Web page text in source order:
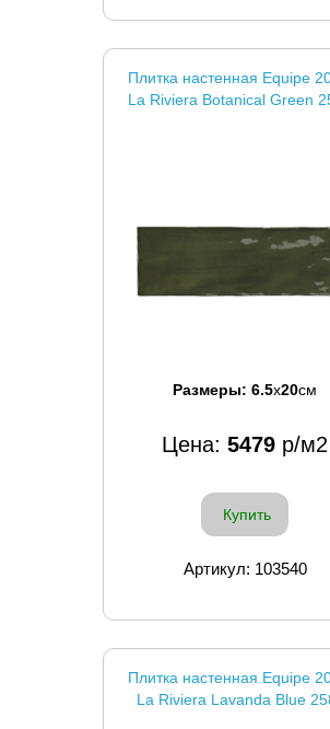
Плитка настенная Equipe
La Riviera Botanical Green
Размеры: 6.5x20см
Цена: 5479 р/м2
Купить
Артикул: 103540
Плитка настенная Equipe
La Riviera Lavanda Blue